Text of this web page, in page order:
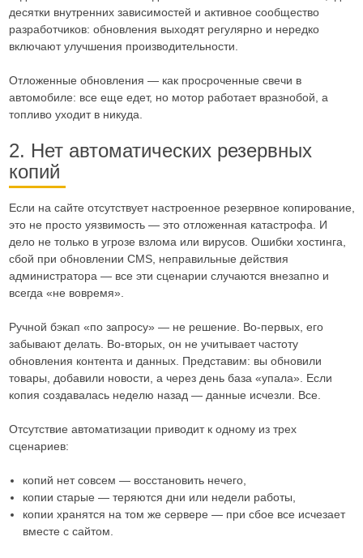
десятки внутренних зависимостей и активное сообщество
разработчиков: обновления выходят регулярно и нередко
включают улучшения производительности.
Отложенные обновления — как просроченные свечи в
автомобиле: все еще едет, но мотор работает вразнобой, а
топливо уходит в никуда.
2. Нет автоматических резервных
копий
Если на сайте отсутствует настроенное резервное копирование,
это не просто уязвимость — это отложенная катастрофа. И
дело не только в угрозе взлома или вирусов. Ошибки хостинга,
сбой при обновлении CMS, неправильные действия
администратора — все эти сценарии случаются внезапно и
всегда «не вовремя».
Ручной бэкап «по запросу» — не решение. Во-первых, его
забывают делать. Во-вторых, он не учитывает частоту
обновления контента и данных. Представим: вы обновили
товары, добавили новости, а через день база «упала». Если
копия создавалась неделю назад — данные исчезли. Все.
Отсутствие автоматизации приводит к одному из трех
сценариев:
копий нет совсем — восстановить нечего,
копии старые — теряются дни или недели работы,
копии хранятся на том же сервере — при сбое все исчезает
вместе с сайтом.